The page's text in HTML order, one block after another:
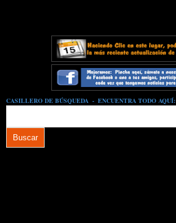
CASILLERO DE BÚSQUEDA - ENCUENTRA TODO AQUÍ: